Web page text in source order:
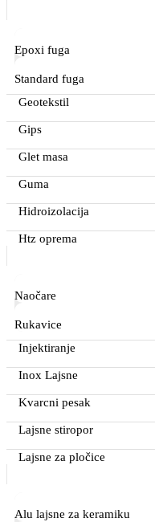
Epoxi fuga
Standard fuga
Geotekstil
Gips
Glet masa
Guma
Hidroizolacija
Htz oprema
Naočare
Rukavice
Injektiranje
Inox Lajsne
Kvarcni pesak
Lajsne stiropor
Lajsne za pločice
Alu lajsne za keramiku